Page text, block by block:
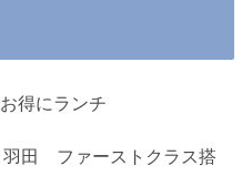
得にランチ
田 ファーストクラス搭